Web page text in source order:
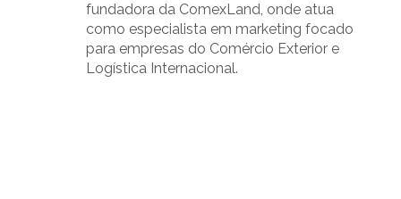
fundadora da ComexLand, onde atua
como especialista em marketing focado
para empresas do Comércio Exterior e
Logística Internacional.